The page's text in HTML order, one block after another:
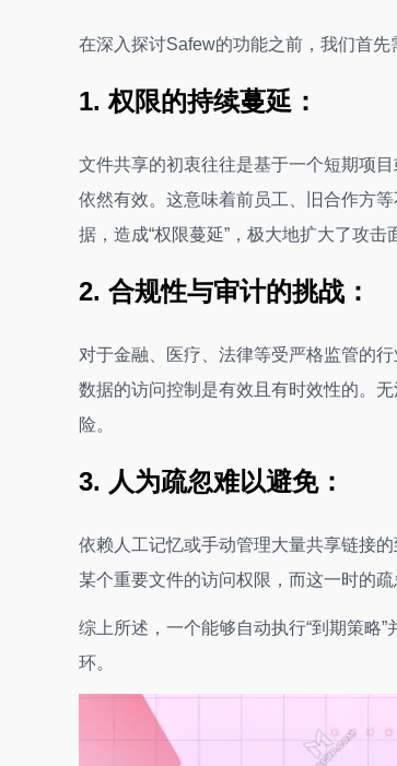
在深入探讨Safew的功能之前，我们首先
1. 权限的持续蔓延：
文件共享的初衷往往是基于一个短期项
依然有效。这意味着前员工、旧合作方
据，造成“权限蔓延”，极大地扩大了攻击
2. 合规性与审计的挑战：
对于金融、医疗、法律等受严格监管的
数据的访问控制是有效且有时效性的。
险。
3. 人为疏忽难以避免：
依赖人工记忆或手动管理大量共享链接
某个重要文件的访问权限，而这一时的
综上所述，一个能够自动执行“到期策略
环。